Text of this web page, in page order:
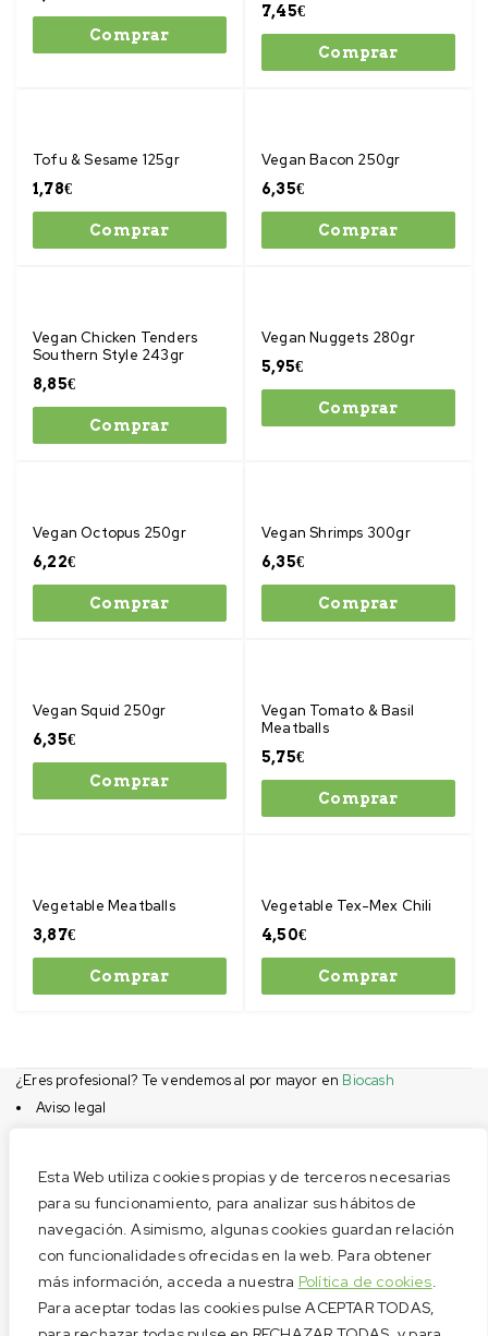
Esta Web utiliza cookies propias y de terceros necesarias
para su funcionamiento, para analizar sus hábitos de
navegación. Asimismo, algunas cookies guardan relación
con funcionalidades ofrecidas en la web. Para obtener
más información, acceda a nuestra Política de cookies.
Para aceptar todas las cookies pulse ACEPTAR TODAS,
Comprar
7,45€
Comprar
Tofu & Sesame 125gr
1,78€
Comprar
Vegan Bacon 250gr
6,35€
Comprar
Vegan Chicken Tenders
Southern Style 243gr
8,85€
Comprar
Vegan Nuggets 280gr
5,95€
Comprar
Vegan Octopus 250gr
6,22€
Comprar
Vegan Shrimps 300gr
6,35€
Comprar
Vegan Squid 250gr
6,35€
Comprar
Vegan Tomato & Basil
Meatballs
5,75€
Comprar
Vegetable Meatballs
3,87€
Comprar
Vegetable Tex-Mex Chili
4,50€
Comprar
¿Eres profesional? Te vendemos al por mayor en Biocash
Aviso legal
Privacidad
Cookies
Condiciones de compra
Privacidad